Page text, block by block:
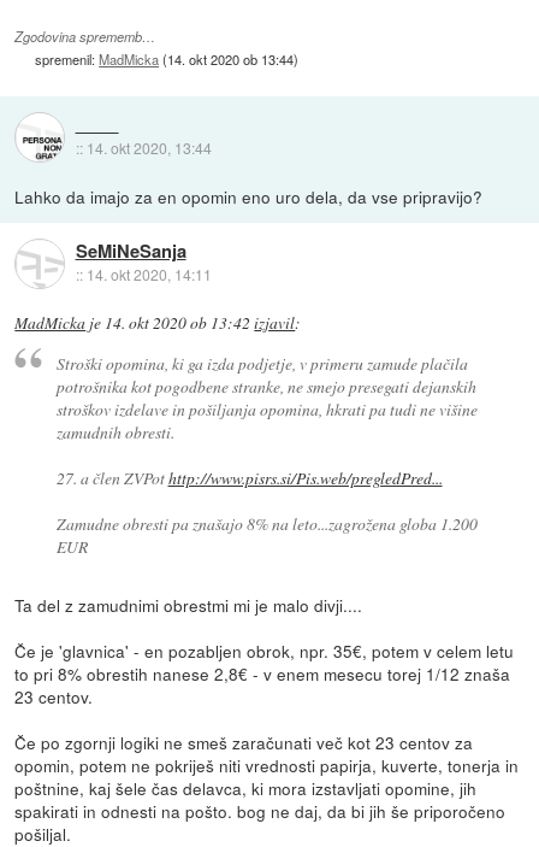
Zgodovina sprememb…
spremenil:MadMicka(14. okt 2020 ob 13:44)
:: 14. okt 2020, 13:44
Lahko da imajo za en opomin eno uro dela, da vse pripravijo?
SeMiNeSanja
:: 14. okt 2020, 14:11
MadMicka je 14. okt 2020 ob 13:42 izjavil:
Stroški opomina, ki ga izda podjetje, v primeru zamude plačila
potrošnika kot pogodbene stranke, ne smejo presegati dejanskih
stroškov izdelave in pošiljanja opomina, hkrati pa tudi ne višine
zamudnih obresti.
27. a člen ZVPothttp://www.pisrs.si/Pis.web/pregledPred...
Zamudne obresti pa znašajo 8% na leto...zagrožena globa 1.200
EUR
Ta del z zamudnimi obrestmi mi je malo divji....
Če je 'glavnica' - en pozabljen obrok, npr. 35€, potem v celem letu
to pri 8% obrestih nanese 2,8€ - v enem mesecu torej 1/12 znaša
23 centov.
Če po zgornji logiki ne smeš zaračunati več kot 23 centov za
opomin, potem ne pokriješ niti vrednosti papirja, kuverte, tonerja in
poštnine, kaj šele čas delavca, ki mora izstavljati opomine, jih
spakirati in odnesti na pošto. bog ne daj, da bi jih še priporočeno
pošiljal.